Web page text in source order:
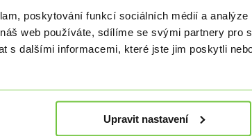
poskytování funkcí sociálních médií a
web používáte, sdílíme se svými partnery pro
s dalšími informacemi, které jste jim poskytli
Upravit nastavení
centrální banky nad hladinou
EURCZK. ČNB v souladu s odhady
% na 5,75 %. Zároveň došlo ke snížení
snížení sazeb se sice čekalo, nicméně
bodů, pro které nakonec